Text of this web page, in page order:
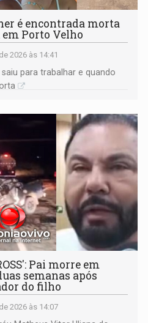
é encontrada morta
Porto Velho
2026 às 14:41
para trabalhar e quando
Pai morre em
semanas após
do filho
2026 às 14:07